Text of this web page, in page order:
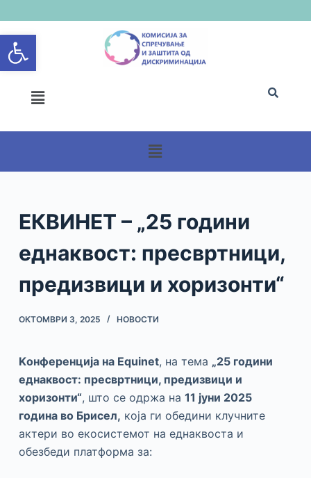
Open toolbark
i
p
nЕКВИНЕТ – „25 години
еднаквост: пресвртници,
предизвици и хоризонти“
ОКТОМВРИ 3, 2025 НОВОСТИ
Kонференција на Equinet, на тема „25 години
еднаквост: пресвртници, предизвици и
хоризонти“, што се одржа на 11 јуни 2025
година во Брисел, која ги обедини клучните
актери во екосистемот на еднаквоста и
обезбеди платформа за: